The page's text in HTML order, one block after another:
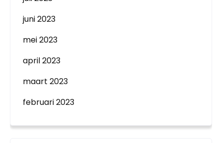
juni 2023
mei 2023
april 2023
maart 2023
februari 2023